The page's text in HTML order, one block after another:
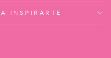
INSPIRARTE